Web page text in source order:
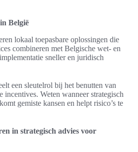
België
lokaal toepasbare oplossingen die
combineren met Belgische wet- en
sneller en juridisch
een sleutelrol bij het benutten van
incentives. Weten wanneer strategisch
gemiste kansen en helpt risico’s te
in strategisch advies voor